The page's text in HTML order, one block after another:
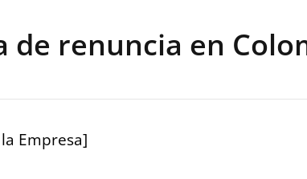
de renuncia en
Empresa]